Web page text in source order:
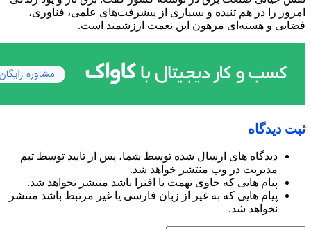
امروز را در هم تنیده و بسیاری از پیشرفت‌های علمی، فناوری،
فضایی و هسته‌ای مرهون این نعمت ارزشمند است.
ثبت دیدگاه
دیدگاه های ارسال شده توسط شما، پس از تایید توسط تیم
مدیریت در وب منتشر خواهد شد.
پیام هایی که حاوی تهمت یا افترا باشد منتشر نخواهد شد.
پیام هایی که به غیر از زبان فارسی یا غیر مرتبط باشد منتشر
نخواهد شد.